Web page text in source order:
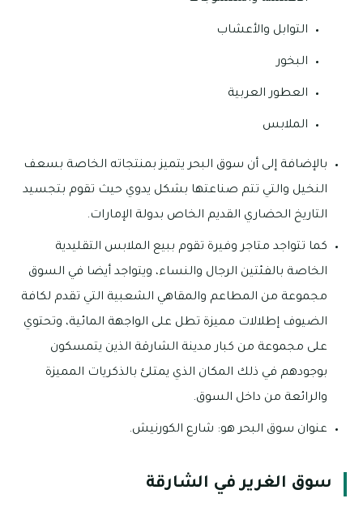
التوابل والأعشاب
البخور
العطور العربية
الملابس
بالإضافة إلى أن سوق البحر يتميز بمنتجاته الخاصة بسعف
النخيل والتي تتم صناعتها بشكل يدوي حيث تقوم بتجسيد
التاريخ الحضاري القديم الخاص بدولة الإمارات.
كما تتواجد متاجر وفيرة تقوم ببيع الملابس التقليدية
الخاصة بالفئتين الرجال والنساء، ويتواجد أيضا في السوق
مجموعة من المطاعم والمقاهي الشعبية التي تقدم لكافة
الضيوف إطلالات مميزة تطل على الواجهة المائية، وتحتوي
على مجموعة من كبار مدينة الشارقة الذين يتمسكون
بوجودهم في ذلك المكان الذي يمتلئ بالذكريات المميزة
والرائعة من داخل السوق.
عنوان سوق البحر هو: شارع الكورنيش.
سوق الغرير في الشارقة